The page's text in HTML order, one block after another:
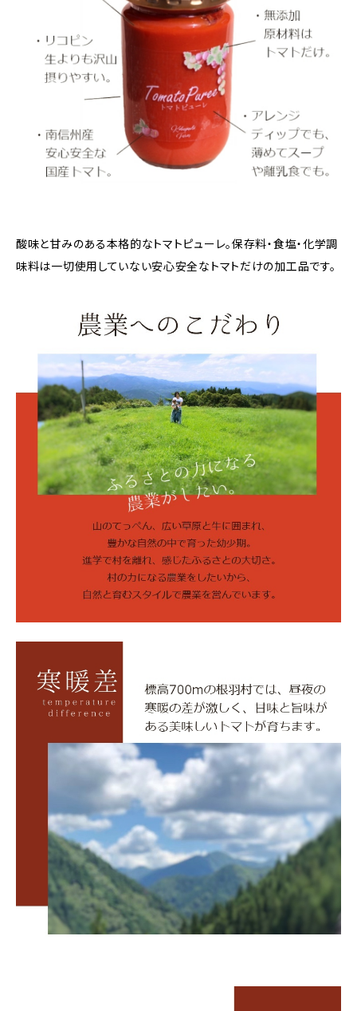
酸味と甘みのある本格的なトマトピューレ。保存料・食塩・化学調
味料は一切使用していない安心安全なトマトだけの加工品です。